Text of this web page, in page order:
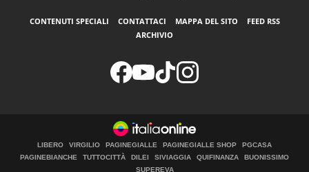
CONTENUTI SPECIALI CONTATTACI MAPPA DEL SITO
FEED RSS
ARCHIVIO
LIBERO VIRGILIO PAGINEGIALLE PAGINEGIALLE SHOP
PGCASA
PAGINEBIANCHE
TUTTOCITTÀ DILEI SIVIAGGIA QUIFINANZA
BUONISSIMO
SUPEREVA